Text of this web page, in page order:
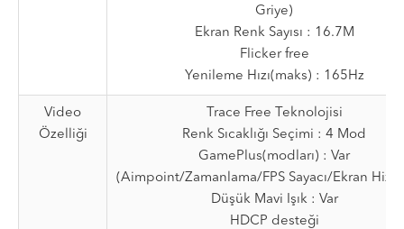
Griye)
Ekran Renk Sayısı : 16.7M
Flicker free
Yenileme Hızı(maks) : 165Hz
Video
Özelliği
Trace Free Teknolojisi
Renk Sıcaklığı Seçimi : 4 Mod
GamePlus(modları) : Var
(Aimpoint/Zamanlama/FPS Sayacı/Ekran
Düşük Mavi Işık : Var
HDCP desteği